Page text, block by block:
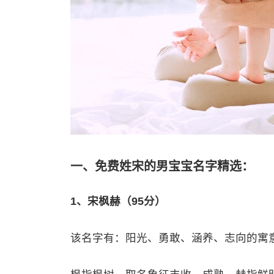
一、免费姓宋的男宝宝名字精选：
1、宋枫赫（95分）
该名字有：阳光、勇敢、涵养、志向的寓